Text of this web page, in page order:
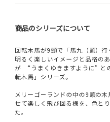
商品のシリーズについて
回転木馬が9頭で「馬九（頭）行
明るく楽しいイメージと品格の
が “うまくゆきますように” と
転木馬」シリーズ。
メリーゴーランドの中の9頭の
せて楽しく飛び回る様を、色と
た。